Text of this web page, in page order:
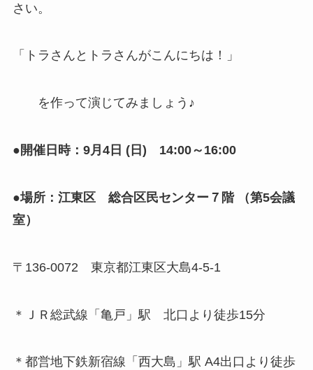
さい。
「トラさんとトラさんがこんにちは！」
を作って演じてみましょう♪
●開催日時：9月4日 (日) 14:00～16:00
●場所：江東区 総合区民センター７階 （第5会議
室）
〒136-0072 東京都江東区大島4-5-1
＊ＪＲ総武線「亀戸」駅 北口より徒歩15分
＊都営地下鉄新宿線「西大島」駅 A4出口より徒歩